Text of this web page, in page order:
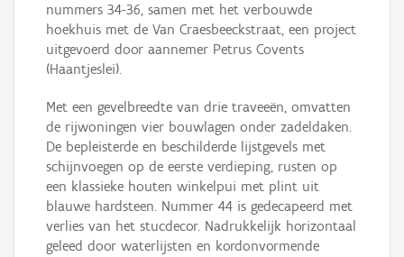
nummers 34-36, samen met het verbouwde
hoekhuis met de Van Craesbeeckstraat, een project
uitgevoerd door aannemer Petrus Covents
(Haantjeslei).
Met een gevelbreedte van drie traveeën, omvatten
de rijwoningen vier bouwlagen onder zadeldaken.
De bepleisterde en beschilderde lijstgevels met
schijnvoegen op de eerste verdieping, rusten op
een klassieke houten winkelpui met plint uit
blauwe hardsteen. Nummer 44 is gedecapeerd met
verlies van het stucdecor. Nadrukkelijk horizontaal
geleed door waterlijsten en kordonvormende